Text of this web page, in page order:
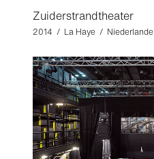
Zuiderstrandtheater
2014 / La Haye / Niederlande